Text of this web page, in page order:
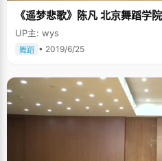
《遥梦悲歌》陈凡 北京舞蹈学院
UP主: wys
舞蹈 • 2019/6/25